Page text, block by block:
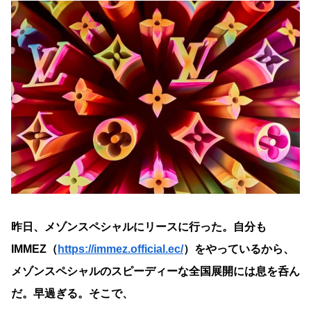
昨日、メゾンスペシャルにリースに行った。自分も
IMMEZ（ https://immez.official.ec/）をやっているから、
メゾンスペシャルのスピーディーな全国展開には息を呑ん
だ。早過ぎる。そこで、